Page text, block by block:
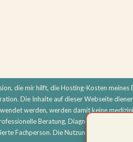
die mir hilft, die Hosting-Kosten
Die Inhalte auf dieser Webseite
werden, werden damit keine
Beratung, Diagnose oder
Fachperson. Die Nutzung aller Inhalte